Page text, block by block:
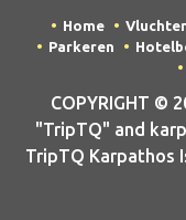
Home
Parkeren
COPYRIGHT ©
"TripTQ" and
TripTQ Karpathos